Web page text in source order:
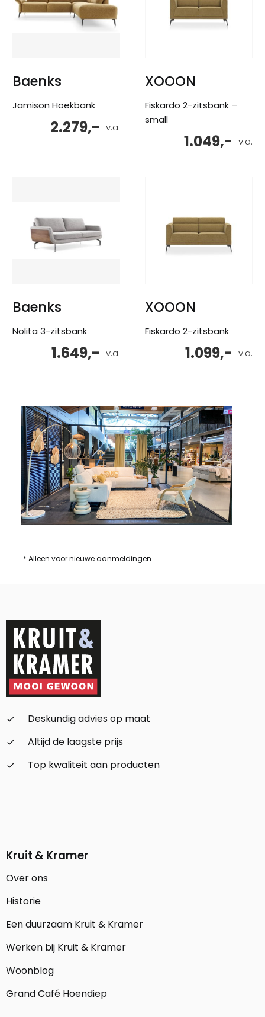
Baenks
Jamison Hoekbank
v.a.
2.279,-
XOOON
Fiskardo 2-zitsbank –
small
v.a.
1.049,-
Baenks
Nolita 3-zitsbank
v.a.
1.649,-
XOOON
Fiskardo 2-zitsbank
v.a.
1.099,-
* Alleen voor nieuwe aanmeldingen
check_small
Deskundig advies op maat
check_small
Altijd de laagste prijs
check_small
Top kwaliteit aan producten
Kruit & Kramer
Over ons
Historie
Een duurzaam Kruit & Kramer
Werken bij Kruit & Kramer
Woonblog
Grand Café Hoendiep